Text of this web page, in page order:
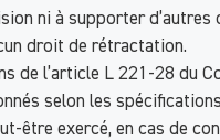
ni à supporter
droit de rétractation.
de l’article L 221-28
selon les
être exercé, en cas de